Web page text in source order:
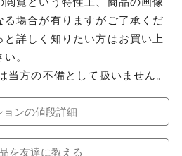
覧という特性上、商品の画像
る場合が有りますがご了承くだ
と詳しく知りたい方はお買い上
。
方の不備として扱いません。
ョンの値段詳細
を友達に教える